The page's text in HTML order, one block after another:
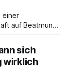
einer
auf Beatmung
schwierige
Klinik bleiben –
Sie
sich
wirklich